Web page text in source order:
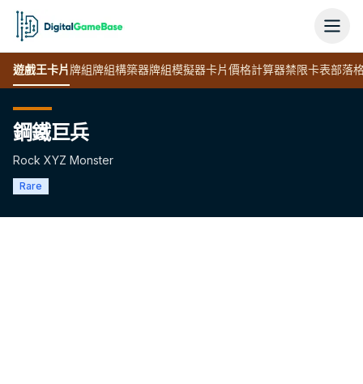
遊戲王卡片牌組牌組構築器牌組模擬器卡片價格計算器禁限卡表部落
鋼鐵巨兵
Rock XYZ Monster
Rare